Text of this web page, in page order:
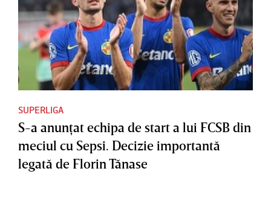
SUPERLIGA
S-a anunţat echipa de start a lui FCSB din
meciul cu Sepsi. Decizie importantă
legată de Florin Tănase